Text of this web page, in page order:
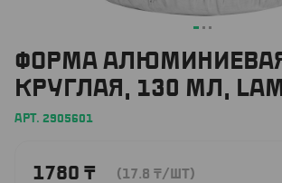
ФОРМА
КРУГЛАЯ, 130 МЛ,
АРТ. 2905601
1780 ₸ (17.8 ₸/ШТ)